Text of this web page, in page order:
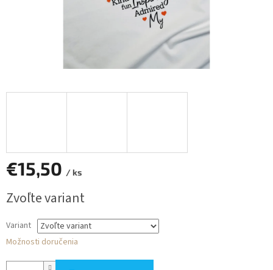
€15,50 / ks
cena:
Zvoľte variant
Variant
Možnosti doručenia